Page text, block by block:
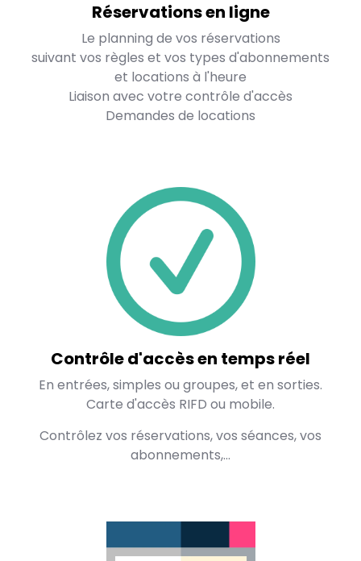
Réservations en ligne
Le planning de vos réservations
suivant vos règles et vos types d'abonnements
et locations à l'heure
Liaison avec votre contrôle d'accès
Demandes de locations
Contrôle d'accès en temps réel
En entrées, simples ou groupes, et en sorties.
Carte d'accès RIFD ou mobile.
Contrôlez vos réservations, vos séances, vos
abonnements,...